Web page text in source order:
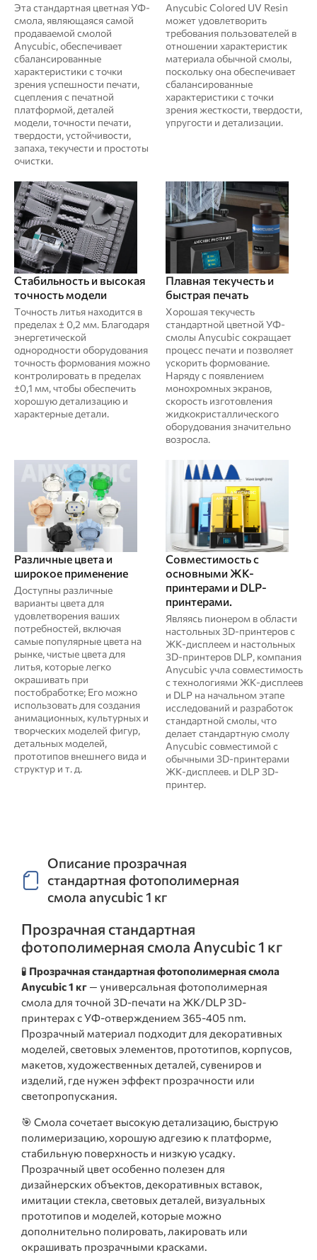
Эта стандартная цветная УФ-
смола, являющаяся самой
продаваемой смолой
Anycubic, обеспечивает
сбалансированные
характеристики с точки
зрения успешности печати,
сцепления с печатной
платформой, деталей
модели, точности печати,
твердости, устойчивости,
запаха, текучести и простоты
очистки.
Anycubic Colored UV Resin
может удовлетворить
требования пользователей в
отношении характеристик
материала обычной смолы,
поскольку она обеспечивает
сбалансированные
характеристики с точки
зрения жесткости, твердости,
упругости и детализации.
Стабильность и высокая
точность модели
Точность литья находится в
пределах ± 0,2 мм. Благодаря
энергетической
однородности оборудования
точность формования можно
контролировать в пределах
±0,1 мм, чтобы обеспечить
хорошую детализацию и
характерные детали.
Плавная текучесть и
быстрая печать
Хорошая текучесть
стандартной цветной УФ-
смолы Anycubic сокращает
процесс печати и позволяет
ускорить формование.
Наряду с появлением
монохромных экранов,
скорость изготовления
жидкокристаллического
оборудования значительно
возросла.
Различные цвета и
широкое применение
Доступны различные
варианты цвета для
удовлетворения ваших
потребностей, включая
самые популярные цвета на
рынке, чистые цвета для
литья, которые легко
окрашивать при
постобработке; Его можно
использовать для создания
анимационных, культурных и
творческих моделей фигур,
детальных моделей,
прототипов внешнего вида и
структур и т. д.
Совместимость с
основными ЖК-
принтерами и DLP-
принтерами.
Являясь пионером в области
настольных 3D-принтеров с
ЖК-дисплеем и настольных
3D-принтеров DLP, компания
Anycubic учла совместимость
с технологиями ЖК-дисплеев
и DLP на начальном этапе
исследований и разработок
стандартной смолы, что
делает стандартную смолу
Anycubic совместимой с
обычными 3D-принтерами
ЖК-дисплеев. и DLP 3D-
принтер.
Описание прозрачная
стандартная фотополимерная
смола anycubic 1 кг
Прозрачная стандартная
фотополимерная смола Anycubic 1 кг
🧪 Прозрачная стандартная фотополимерная смола
Anycubic 1 кг — универсальная фотополимерная
смола для точной 3D-печати на ЖК/DLP 3D-
принтерах с УФ-отверждением 365-405 nm.
Прозрачный материал подходит для декоративных
моделей, световых элементов, прототипов, корпусов,
макетов, художественных деталей, сувениров и
изделий, где нужен эффект прозрачности или
светопропускания.
🎯 Смола сочетает высокую детализацию, быструю
полимеризацию, хорошую адгезию к платформе,
стабильную поверхность и низкую усадку.
Прозрачный цвет особенно полезен для
дизайнерских объектов, декоративных вставок,
имитации стекла, световых деталей, визуальных
прототипов и моделей, которые можно
дополнительно полировать, лакировать или
окрашивать прозрачными красками.